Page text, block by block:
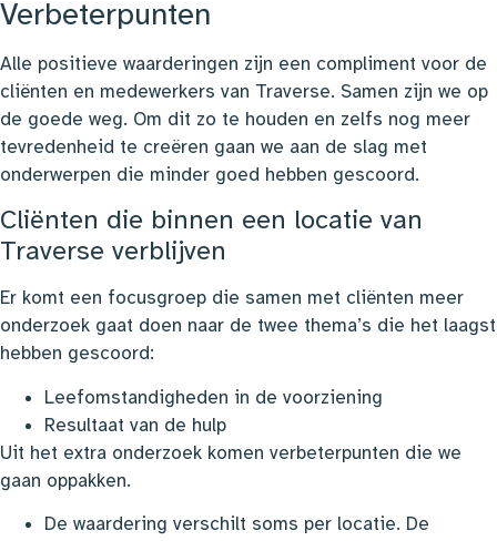
Verbeterpunten
Alle positieve waarderingen zijn een compliment voor de
cliënten en medewerkers van Traverse. Samen zijn we op
de goede weg. Om dit zo te houden en zelfs nog meer
tevredenheid te creëren gaan we aan de slag met
onderwerpen die minder goed hebben gescoord.
Cliënten die binnen een locatie van
Traverse verblijven
Er komt een focusgroep die samen met cliënten meer
onderzoek gaat doen naar de twee thema’s die het laagst
hebben gescoord:
Leefomstandigheden in de voorziening
Resultaat van de hulp
Uit het extra onderzoek komen verbeterpunten die we
gaan oppakken.
De waardering verschilt soms per locatie. De